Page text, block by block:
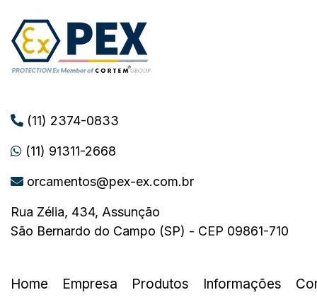
(11) 2374-0833
(11) 91311-2668
orcamentos@pex-ex.com.br
Rua Zélia, 434, Assunção
São Bernardo do Campo (SP) - CEP 09861-710
Home Empresa Produtos Informações